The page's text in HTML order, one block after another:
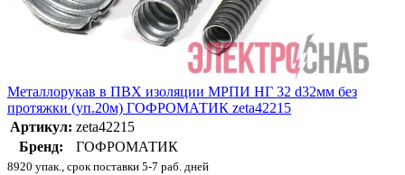
Металлорукав в ПВХ изоляции МРПИ НГ 32 d32мм без
протяжки (уп.20м) ГОФРОМАТИК zeta42215
Артикул: zeta42215
Бренд:
ГОФРОМАТИК
8920 упак., срок поставки 5-7 раб. дней